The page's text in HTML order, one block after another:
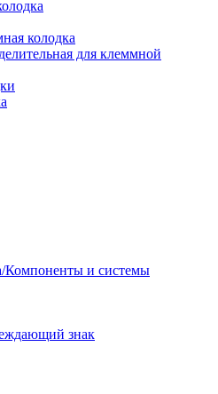
колодка
для клеммной
Компоненты и системы
знак